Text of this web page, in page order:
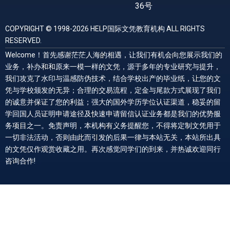
36号
COPYRIGHT © 1998-2026 HELP国际文凭教育机构 ALL RIGHTS
RESERVED.
Welcome！首先感谢茫茫人海的相遇，让我们有机会向您展示我们的
业务，补办和和原来一模一样的文凭，源于多年的专业研究与提升，
我们攻克了水印与温感防伪技术，结合学校出产的毕业纸，让您的文
凭与学校颁发的无异；合理的交易流程，定金与尾款方式展现了我们
的诚意并保证了您的利益；强大的国外学历学位认证渠道，稳妥的留
学回国人员证明申请途径及快速申请留信认证业务都是我们的优势服
务项目之一。免责声明，本机构有义务提醒您，不得将定制文凭用于
一切非法活动，否则由此而引发的后果一律与本站无关，本站所出具
的文凭仅作观赏收藏之用。再次感觉同学们的到来，并热诚欢迎同行
咨询合作!